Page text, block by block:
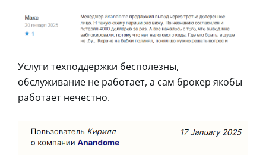
Услуги техподдержки бесполезны,
обслуживание не работает, а сам брокер якобы
работает нечестно.